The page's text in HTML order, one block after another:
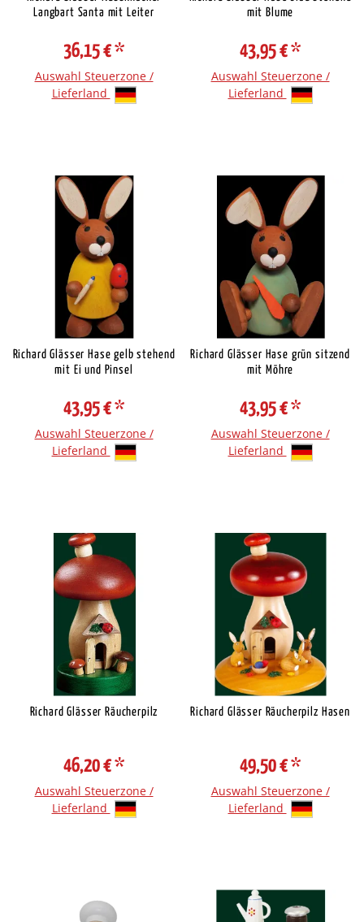
Langbart Santa mit Leiter
36,15 €*
Auswahl Steuerzone /
Lieferland
mit Blume
43,95 €*
Auswahl Steuerzone /
Lieferland
Richard Glässer Hase gelb stehend
mit Ei und Pinsel
43,95 €*
Auswahl Steuerzone /
Lieferland
Richard Glässer Hase grün sitzend
mit Möhre
43,95 €*
Auswahl Steuerzone /
Lieferland
Richard Glässer Räucherpilz
46,20 €*
Auswahl Steuerzone /
Lieferland
Richard Glässer Räucherpilz Hasen
49,50 €*
Auswahl Steuerzone /
Lieferland